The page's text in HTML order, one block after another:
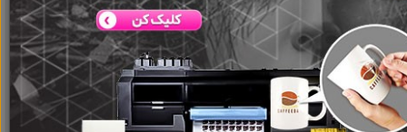
نتیجه ای یافت نشد